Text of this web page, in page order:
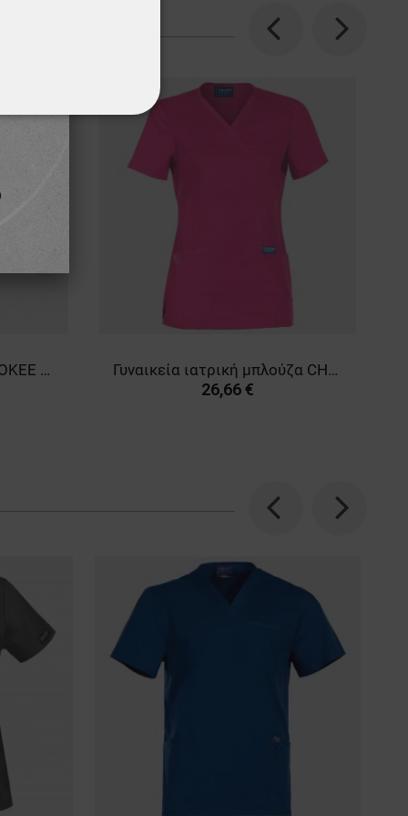
Previous
Ιατρικό παντελόνι CHEROKEE MR CARGO GREY WWE4005 Γυναικεία ιατρική μπλούζα CHEROKEE WRAP PINK WWE610
26,66 €
Next
Previous Next